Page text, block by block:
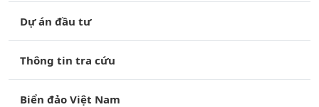
Dự án đầu tư
Thông tin tra cứu
Biển đảo Việt Nam